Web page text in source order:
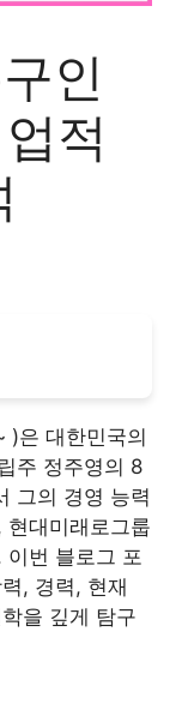
인
적
)은 대한민국의
주 정주영의 8
그의 경영 능력
현대미래로그룹
이번 블로그 포
, 경력, 현재
을 깊게 탐구